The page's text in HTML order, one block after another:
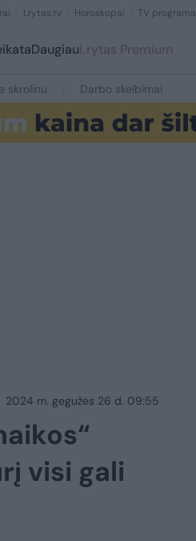
Lrytas.tv Horoskopai TV programa
DaugiauLrytas Premium
skrolinu Darbo skelbimai
2024 m. gegužės 26 d. 09:55
visi gali